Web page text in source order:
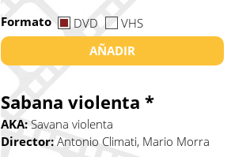
Formato
DVD
VHS
AÑADIR
Sabana violenta *
AKA:Savana violenta
Director:Antonio Climati, Mario Morra